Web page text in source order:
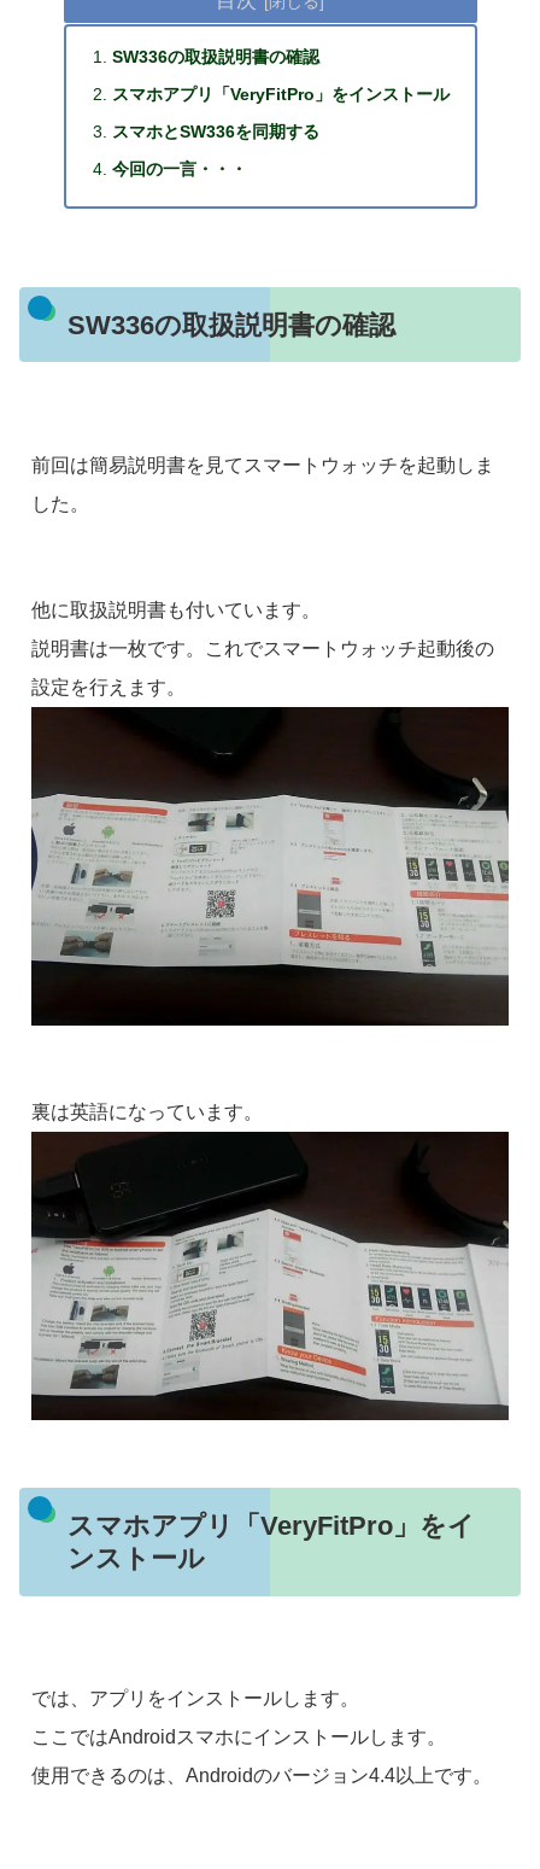
SW336の取扱説明書の確認
スマホアプリ「VeryFitPro」をインストール
スマホとSW336を同期する
今回の一言・・・
SW336の取扱説明書の確認
前回は簡易説明書を見てスマートウォッチを起動しま
した。
他に取扱説明書も付いています。
説明書は一枚です。これでスマートウォッチ起動後の
設定を行えます。
裏は英語になっています。
スマホアプリ「VeryFitPro」をイ
ンストール
では、アプリをインストールします。
ここではAndroidスマホにインストールします。
使用できるのは、Androidのバージョン4.4以上です。